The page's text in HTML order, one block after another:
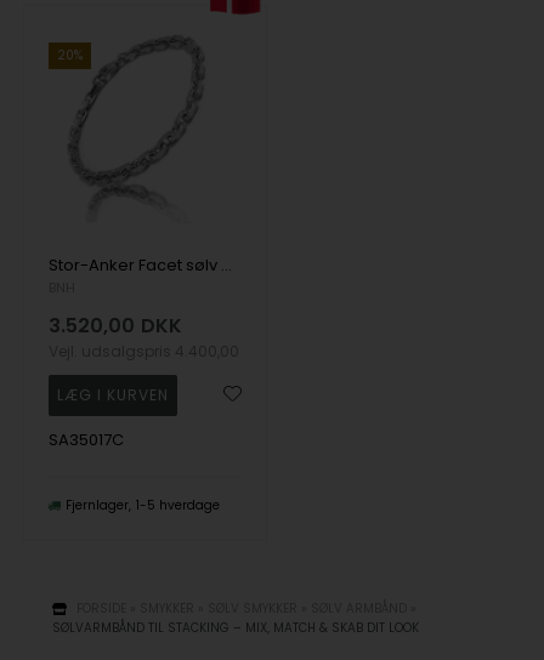
20%
Stor-Anker Facet sølv armbånd
3.520,00 DKK
SA35017C
Fjernlager 1-5 hverdage
SØLVARMBÅND TIL STACKING – MIX, MATCH & SKAB DIT LOOK